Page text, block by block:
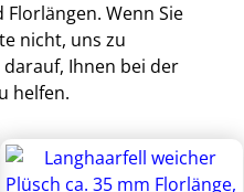
Wenn Sie
nicht, uns zu
Ihnen bei der
helfen.